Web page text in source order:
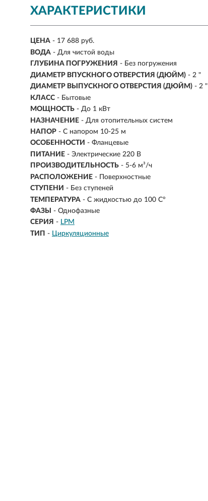
ХАРАКТЕРИСТИКИ
ЦЕНА - 17 688 руб.
ВОДА - Для чистой воды
ГЛУБИНА ПОГРУЖЕНИЯ - Без погружения
ДИАМЕТР ВПУСКНОГО ОТВЕРСТИЯ (ДЮЙМ) - 2 "
ДИАМЕТР ВЫПУСКНОГО ОТВЕРСТИЯ (ДЮЙМ) - 2 "
КЛАСС - Бытовые
МОЩНОСТЬ - До 1 кВт
НАЗНАЧЕНИЕ - Для отопительных систем
НАПОР - С напором 10-25 м
ОСОБЕННОСТИ - Фланцевые
ПИТАНИЕ - Электрические 220 В
ПРОИЗВОДИТЕЛЬНОСТЬ - 5-6 м³/ч
РАСПОЛОЖЕНИЕ - Поверхностные
СТУПЕНИ - Без ступеней
ТЕМПЕРАТУРА - С жидкостью до 100 С°
ФАЗЫ
- Однофазные
СЕРИЯ - LPM
ТИП - Циркуляционные